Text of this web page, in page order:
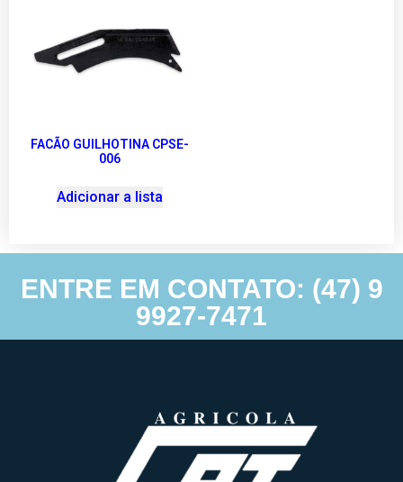
FACÃO GUILHOTINA CPSE-
006
Adicionar a lista
ENTRE EM CONTATO: (47) 9
9927-7471